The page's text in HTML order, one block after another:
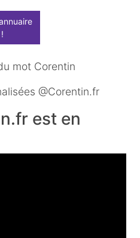
mot Corentin
@Corentin.fr
est en